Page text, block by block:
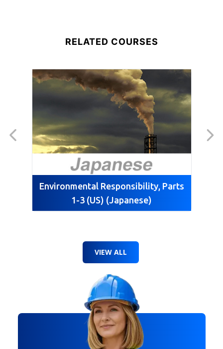
RELATED COURSES
Environmental Responsibility, Parts
1-3 (US) (Japanese)
VIEW ALL